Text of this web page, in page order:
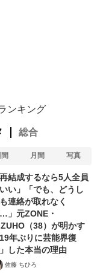
ンキング
総合
月間 写真
再結成するなら5人全員
い」「でも、どうし
連絡が取れなく
」元ZONE・
（38）が明かす
19年ぶりに芸能界復
した本当の理由
佐藤 ちひろ